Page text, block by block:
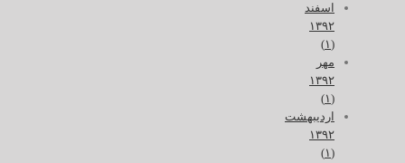
اسفند
۱۳۹۲
(۱)
مهر
۱۳۹۲
(۱)
اردیبهشت
۱۳۹۲
(۱)